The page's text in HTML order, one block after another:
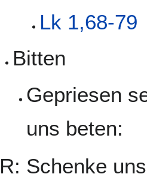
Lk 1,68-79
Bitten
Gepriesen
uns beten:
R: Schenke